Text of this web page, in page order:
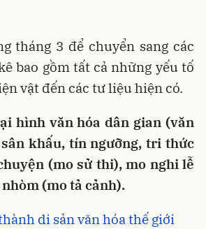
tháng 3 để chuyển sang các
bao gồm tất cả những yếu tố
vật đến các tư liệu hiện có.
hình văn hóa dân gian (văn
khấu, tín ngưỡng, tri thức
(mo sử thi), mo nghi lễ
(mo tả cảnh).
di sản văn hóa thế giới